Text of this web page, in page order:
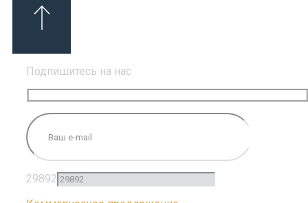
Подпишитесь на нас
29892